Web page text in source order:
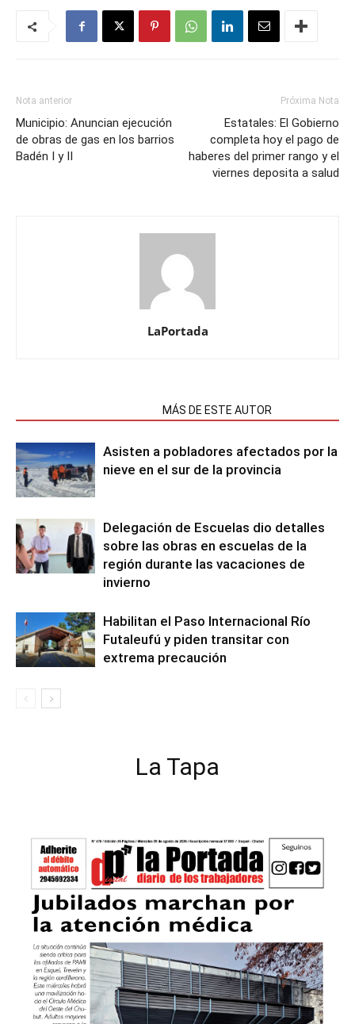
Nota anterior
Municipio: Anuncian ejecución
de obras de gas en los barrios
Badén I y II
Próxima Nota
Estatales: El Gobierno
completa hoy el pago de
haberes del primer rango y el
viernes deposita a salud
LaPortada
MÁS DE ESTE AUTOR
Asisten a pobladores afectados por la
nieve en el sur de la provincia
Delegación de Escuelas dio detalles
sobre las obras en escuelas de la
región durante las vacaciones de
invierno
Habilitan el Paso Internacional Río
Futaleufú y piden transitar con
extrema precaución
La Tapa